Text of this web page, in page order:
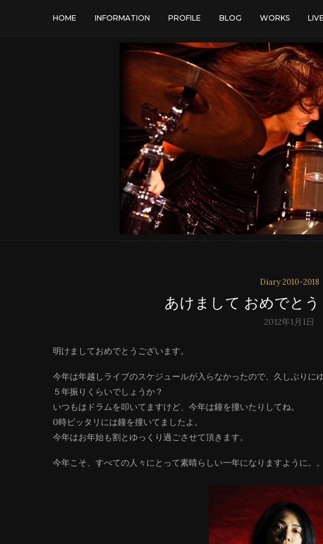
HOME INFORMATION PROFILE BLOG WORKS LIVE
Diary 2010-2018
あけまして おめでとう
2012年1月1日
明けましておめでとうございます。
今年は年越しライブのスケジュールが入らなかったので、久しぶりに
５年振りくらいでしょうか？
いつもはドラムを叩いてますけど、今年は鐘を撞いたりしてね。
0時ピッタリには鐘を撞いてましたよ。
今年はお年始も割とゆっくり過ごさせて頂きます。
今年こそ、すべての人々にとって素晴らしい一年になりますように。。